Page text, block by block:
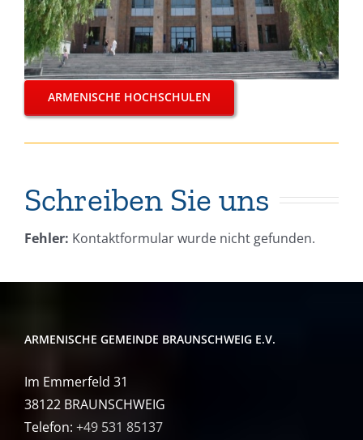
ARMENISCHE HOCHSCHULEN
Schreiben Sie uns
Fehler: Kontaktformular wurde nicht gefunden.
ARMENISCHE GEMEINDE BRAUNSCHWEIG E.V.
Im Emmerfeld 31
38122 BRAUNSCHWEIG
Telefon: +49 531 85137